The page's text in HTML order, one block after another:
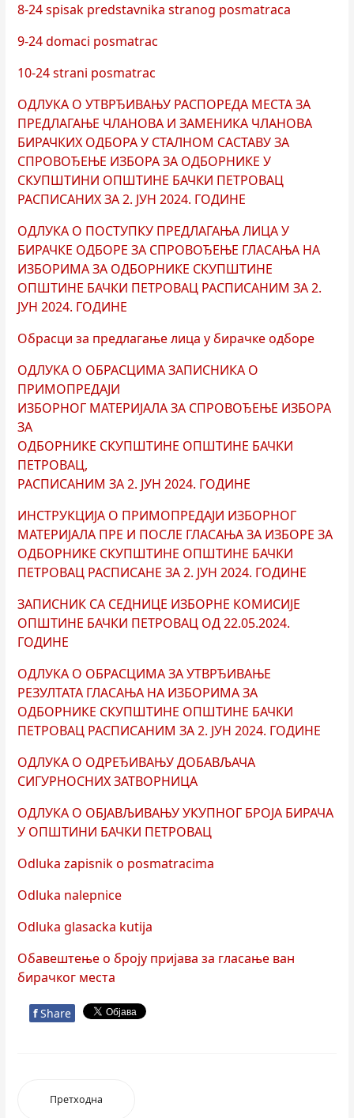
8-24 spisak predstavnika stranog posmatraca
9-24 domaci posmatrac
10-24 strani posmatrac
ОДЛУКА O УТВРЂИВАЊУ РАСПОРЕДА МЕСТА ЗА
ПРЕДЛАГАЊЕ ЧЛАНОВА И ЗАМЕНИКА ЧЛАНОВА
БИРАЧКИХ ОДБОРА У СТАЛНОМ САСТАВУ ЗА
СПРОВОЂЕЊЕ ИЗБОРА ЗА ОДБОРНИКЕ У
СКУПШТИНИ ОПШТИНЕ БАЧКИ ПЕТРОВАЦ
РАСПИСАНИХ ЗА 2. ЈУН 2024. ГОДИНЕ
ОДЛУКА О ПОСТУПКУ ПРЕДЛАГАЊА ЛИЦА У
БИРАЧКЕ ОДБОРЕ ЗА СПРОВОЂЕЊЕ ГЛАСАЊА НА
ИЗБОРИМА ЗА ОДБОРНИКЕ СКУПШТИНЕ
ОПШТИНЕ БАЧКИ ПЕТРОВАЦ РАСПИСАНИМ ЗА 2.
ЈУН 2024. ГОДИНЕ
Обрасци за предлагање лица у бирачке одборе
ОДЛУКА О ОБРАСЦИМА ЗАПИСНИКА О
ПРИМОПРЕДАЈИ
ИЗБОРНОГ МАТЕРИЈАЛА ЗА СПРОВОЂЕЊЕ ИЗБОРА
ЗА
ОДБОРНИКЕ СКУПШТИНЕ ОПШТИНЕ БАЧКИ
ПЕТРОВАЦ,
РАСПИСАНИМ ЗА 2. ЈУН 2024. ГОДИНЕ
ИНСТРУКЦИЈА О ПРИМОПРЕДАЈИ ИЗБОРНОГ
МАТЕРИЈАЛА ПРЕ И ПОСЛЕ ГЛАСАЊА ЗА ИЗБОРЕ ЗА
ОДБОРНИКЕ СКУПШТИНЕ ОПШТИНЕ БАЧКИ
ПЕТРОВАЦ РАСПИСАНЕ ЗА 2. ЈУН 2024. ГОДИНЕ
ЗАПИСНИК СА СЕДНИЦЕ ИЗБОРНЕ КОМИСИЈЕ
ОПШТИНЕ БАЧКИ ПЕТРОВАЦ ОД 22.05.2024.
ГОДИНЕ
ОДЛУКА О ОБРАСЦИМА ЗА УТВРЂИВАЊЕ
РЕЗУЛТАТА ГЛАСАЊА НА ИЗБОРИМА ЗА
ОДБОРНИКЕ СКУПШТИНЕ ОПШТИНЕ БАЧКИ
ПЕТРОВАЦ РАСПИСАНИМ ЗА 2. ЈУН 2024. ГОДИНЕ
ОДЛУКА O ОДРЕЂИВАЊУ ДОБАВЉАЧА
СИГУРНОСНИХ ЗАТВОРНИЦА
ОДЛУКА О ОБЈАВЉИВАЊУ УКУПНОГ БРОЈА БИРАЧА
У ОПШТИНИ БАЧКИ ПЕТРОВАЦ
Odluka zapisnik o posmatracima
Odluka nalepnice
Odluka glasacka kutija
Обавештење о броју пријава за гласање ван
бирачког места
f Share
Претходна